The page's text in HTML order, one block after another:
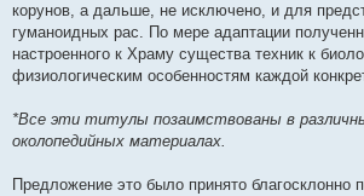
корунов, а дальше, не исключено, и для
гуманоидных рас. По мере адаптации
настроенного к Храму существа техник к
физиологическим особенностям каждой
*Все эти титулы позаимствованы в
околопедийных материалах.
Предложение это было принято благосклонно